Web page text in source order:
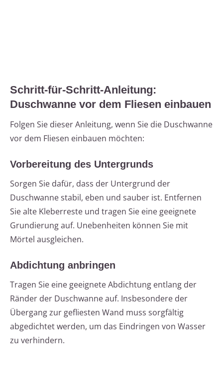
Schritt-für-Schritt-Anleitung:
Duschwanne vor dem Fliesen einbauen
Folgen Sie dieser Anleitung, wenn Sie die Duschwanne
vor dem Fliesen einbauen möchten:
Vorbereitung des Untergrunds
Sorgen Sie dafür, dass der Untergrund der
Duschwanne stabil, eben und sauber ist. Entfernen
Sie alte Kleberreste und tragen Sie eine geeignete
Grundierung auf. Unebenheiten können Sie mit
Mörtel ausgleichen.
Abdichtung anbringen
Tragen Sie eine geeignete Abdichtung entlang der
Ränder der Duschwanne auf. Insbesondere der
Übergang zur gefliesten Wand muss sorgfältig
abgedichtet werden, um das Eindringen von Wasser
zu verhindern.